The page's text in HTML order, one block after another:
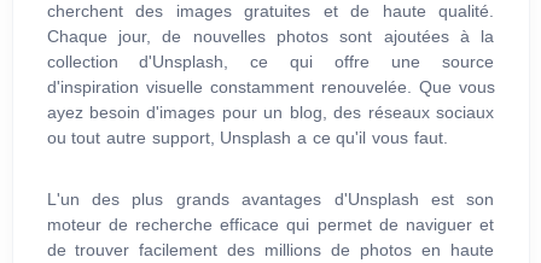
cherchent des images gratuites et de haute qualité.
Chaque jour, de nouvelles photos sont ajoutées à la
collection d'Unsplash, ce qui offre une source
d'inspiration visuelle constamment renouvelée. Que vous
ayez besoin d'images pour un blog, des réseaux sociaux
ou tout autre support, Unsplash a ce qu'il vous faut.
L'un des plus grands avantages d'Unsplash est son
moteur de recherche efficace qui permet de naviguer et
de trouver facilement des millions de photos en haute